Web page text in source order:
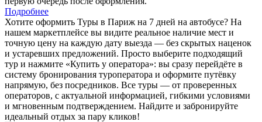
Подробнее
Хотите оформить Туры в Париж на 7 дней на автобусе? На
нашем маркетплейсе вы видите реальное наличие мест и
точную цену на каждую дату выезда — без скрытых наценок
и устаревших предложений. Просто выберите подходящий
тур и нажмите «Купить у оператора»: вы сразу перейдёте в
систему бронирования туроператора и оформите путёвку
напрямую, без посредников. Все туры — от проверенных
операторов, с актуальной информацией, гибкими условиями
и мгновенным подтверждением. Найдите и забронируйте
идеальный отдых за пару кликов!